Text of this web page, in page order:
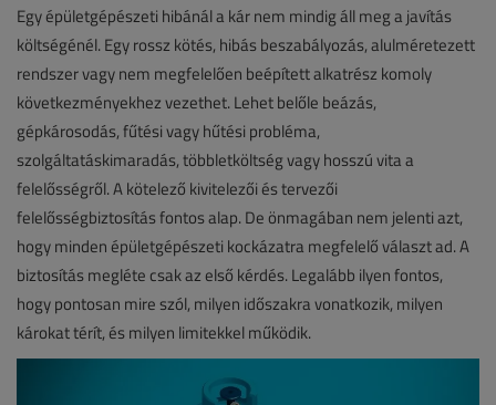
Egy épületgépészeti hibánál a kár nem mindig áll meg a javítás
költségénél. Egy rossz kötés, hibás beszabályozás, alulméretezett
rendszer vagy nem megfelelően beépített alkatrész komoly
következményekhez vezethet. Lehet belőle beázás,
gépkárosodás, fűtési vagy hűtési probléma,
szolgáltatáskimaradás, többletköltség vagy hosszú vita a
felelősségről. A kötelező kivitelezői és tervezői
felelősségbiztosítás fontos alap. De önmagában nem jelenti azt,
hogy minden épületgépészeti kockázatra megfelelő választ ad. A
biztosítás megléte csak az első kérdés. Legalább ilyen fontos,
hogy pontosan mire szól, milyen időszakra vonatkozik, milyen
károkat térít, és milyen limitekkel működik.